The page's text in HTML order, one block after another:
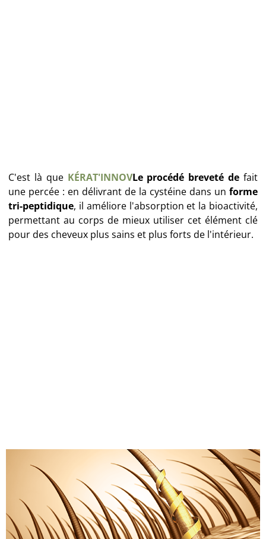
C'est là que KÉRAT'INNOVLe procédé breveté defait
une percée : en délivrant de la cystéine dans un forme
tri-peptidique, il améliore l'absorption et la bioactivité,
permettant au corps de mieux utiliser cet élément clé
pour des cheveux plus sains et plus forts de l'intérieur.